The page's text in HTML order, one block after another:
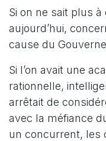
Si on ne sait plus
aujourd’hui,
cause du
Si l’on avait une
rationnelle,
arrêtait de
avec la méfiance
un concurrent, les